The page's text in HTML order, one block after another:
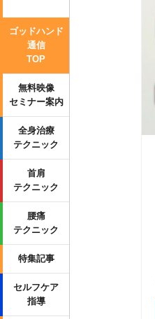
ゴッドハンド
通信
TOP
無料映像
セミナー案内
全身治療
テクニック
首肩
テクニック
腰痛
テクニック
特集記事
セルフケア
指導